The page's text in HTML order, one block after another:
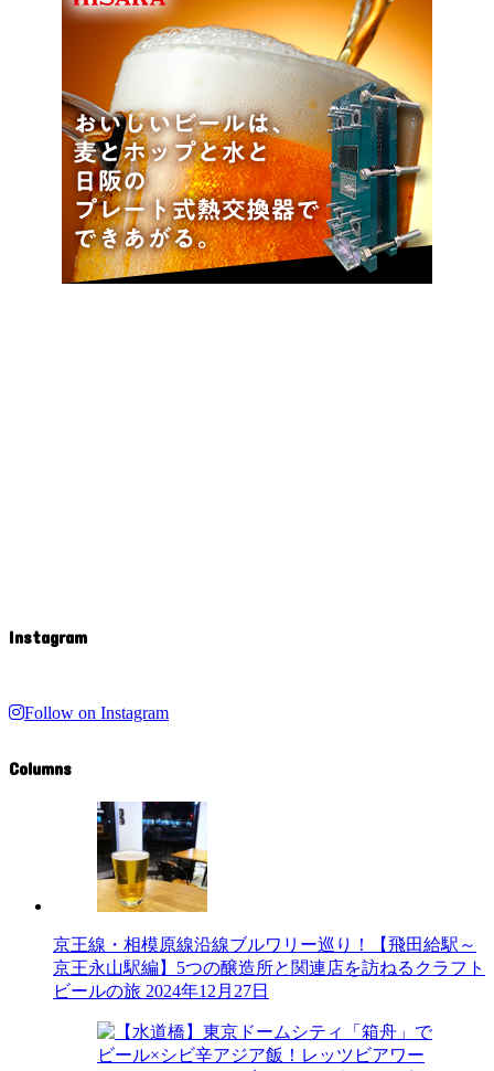
Instagram
Follow on Instagram
Columns
京王線・相模原線沿線ブルワリー巡り！【飛田給駅～
京王永山駅編】5つの醸造所と関連店を訪ねるクラフト
ビールの旅 2024年12月27日